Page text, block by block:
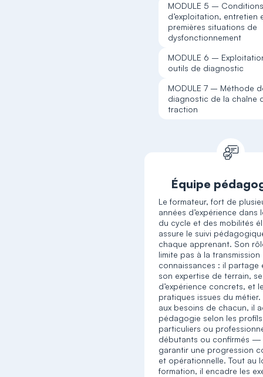
MODULE 5 –
d’exploitation, entretien
premières situations de
dysfonctionnement
MODULE 6 –
outils de diagnostic
MODULE 7 – Méthode
diagnostic de la chaîne
traction
Équipe
Le formateur, fort de
années d’expérience dans
du cycle et des mobilités
assure le suivi
chaque apprenant. Son
limite pas à la transmission
connaissances : il partage
son expertise de terrain,
d’expérience concrets, et
pratiques issues du
aux besoins de chacun, il
pédagogie selon les
particuliers ou
débutants ou confirmés
garantir une progression
et opérationnelle. Tout au
formation, il encadre les